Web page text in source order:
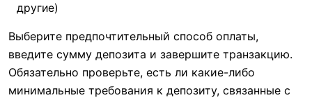
другие)
Выберите предпочтительный способ оплаты,
введите сумму депозита и завершите транзакцию.
Обязательно проверьте, есть ли какие-либо
минимальные требования к депозиту, связанные с